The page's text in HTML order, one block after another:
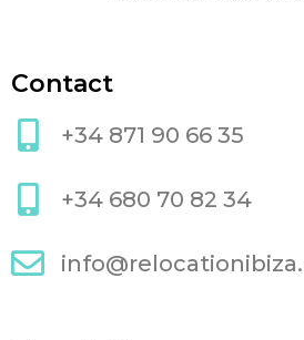
Contact
+34 871 90 66 35
+34 680 70 82 34